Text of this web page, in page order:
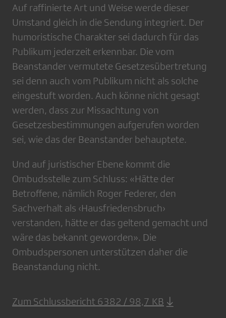
Auf raffinierte Art und Weise werde dieser
Umstand gleich in die Sendung integriert. Der
humoristische Charakter sei dadurch für das
Publikum jederzeit erkennbar. Die vom
Beanstander vermutete Gesetzesübertretung
sei denn auch vom Publikum nicht als solche
eingestuft worden. Auch könne nicht gesagt
werden, dass zur Missachtung von
Gesetzesbestimmungen aufgerufen worden
sei, wie das der Beanstander behauptete.
Und auf juristischer Ebene kommt die
Ombudsstelle zum Schluss: «Hätte der
Betroffene, nämlich Roger Federer, den
Sachverhalt als ‹Hausfriedensbruch›
verstanden, hätte er das geltend gemacht und
wäre das bekannt geworden». Die
Ombudspersonen unterstützen daher die
Beanstandung nicht.
Zum Schlussbericht 6382 / 98,7 KB